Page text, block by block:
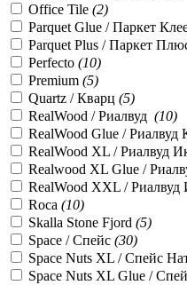
Office Tile (2)
Parquet Glue / Паркет
Parquet Plus / Паркет
Perfecto (10)
Premium (5)
Quartz / Кварц (5)
RealWood / Риалвуд (10)
RealWood Glue / Риалвуд
RealWood XL / Риалвуд
Realwood XL Glue /
RealWood XXL /
Roca (10)
Skalla Stone Fjord (5)
Space / Спейс (30)
Space Nuts XL / Спейс
Space Nuts XL Glue /